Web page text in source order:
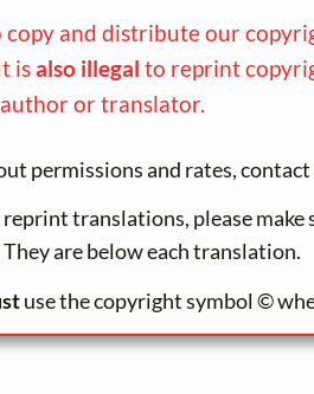
copy and distribute our
isalso illegal to reprint
or translator.
permissions and rates,
translations, please make
are below each translation.
use the copyright symbol ©